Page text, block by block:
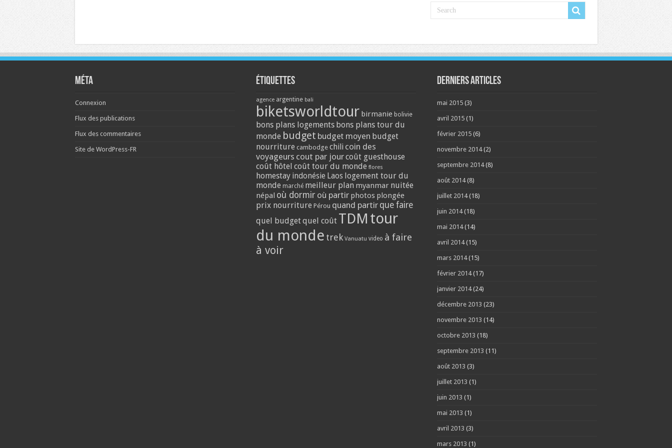
Méta
Connexion
Flux des publications
Flux des commentaires
Site de WordPress-FR
Étiquettes
agence argentine bali
biketsworldtour birmanie bolivie
bons plans logements bons plans tour du
monde budget budget moyen budget
nourriture cambodge chili coin des
voyageurs cout par jourcoût guesthouse
coût hôtel coût tour du monde flores
homestay indonésie Laos logement tour du
monde marché meilleur plan myanmar nuitée
népal où dormir où partir photos plongée
prix nourriture Pérou quand partir que faire
quel budgetquel coût TDM tour
du monde trek Vanuatu video à faire
à voir
Derniers articles
mai 2015 (3)
avril 2015 (1)
février 2015 (6)
novembre 2014(2)
septembre 2014(8)
août 2014(8)
juillet 2014(18)
juin 2014(18)
mai 2014(14)
avril 2014(15)
mars 2014(15)
février 2014(17)
janvier 2014(24)
décembre 2013 (23)
novembre 2013 (14)
octobre 2013 (18)
septembre 2013 (11)
août 2013 (3)
juillet 2013 (1)
juin 2013 (1)
mai 2013 (1)
avril 2013 (3)
mars 2013 (1)